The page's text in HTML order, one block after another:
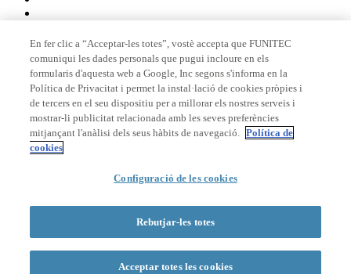
Membre de
Acreditacions
© 2026 La Salle Campus Barcelona - URL |Avís legal
Formulari de cerca
En fer clic a “Acceptar-les totes”, vostè accepta que FUNITEC
comuniqui les dades personals que pugui incloure en els
formularis d'aquesta web a Google, Inc segons s'informa en la
Política de Privacitat i permet la instal·lació de cookies pròpies i
de tercers en el seu dispositiu per a millorar els nostres serveis i
mostrar-li publicitat relacionada amb les seves preferències
mitjançant l'anàlisi dels seus hàbits de navegació. Política de
cookies
Configuració de les cookies
Rebutjar-les totes
Acceptar totes les cookies